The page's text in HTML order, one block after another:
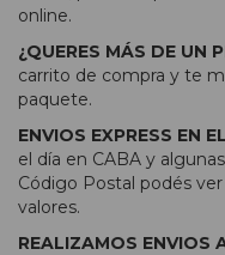
online.
¿QUERES MÁS DE UN
carrito de compra y te
paquete.
ENVIOS EXPRESS EN
el día en CABA y
Código Postal podés
valores.
REALIZAMOS ENVIOS